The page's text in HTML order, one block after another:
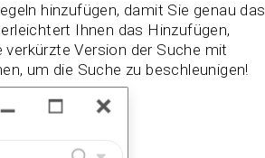
hinzufügen, damit Sie genau das
Ihnen das Hinzufügen,
verkürzte Version der Suche mit
um die Suche zu beschleunigen!